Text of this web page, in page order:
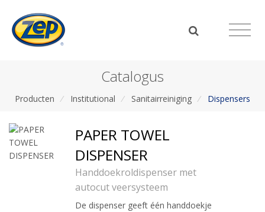
Catalogus
Producten / Institutional / Sanitairreiniging / Dispensers
PAPER TOWEL
DISPENSER
Handdoekroldispenser met
autocut veersysteem
De dispenser geeft één handdoekje